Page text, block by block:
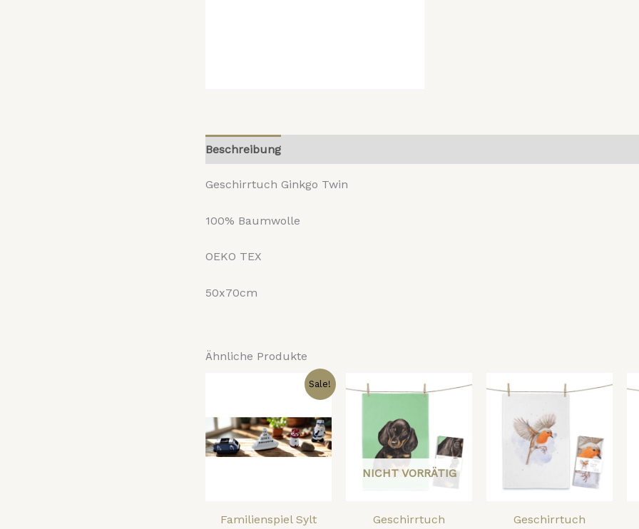
Beschreibung
Geschirrtuch Ginkgo Twin
100% Baumwolle
OEKO TEX
50x70cm
Ähnliche Produkte
Sale!
Familienspiel Sylt
Ursprünglicher
17,90 €
Aktueller
Preis
12,00 €.
NICHT VORRÄTIG
Geschirrtuch
Geschirrtuch